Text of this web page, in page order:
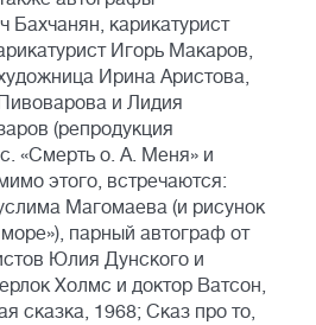
Бахчанян, карикатурист
Игорь Макаров,
Ирина Аристова,
и Лидия
(репродукция
«Смерть о. А. Меня» и
этого, встречаются:
Магомаева (и рисунок
парный автограф от
Юлия Дунского и
Холмс и доктор Ватсон,
сказка, 1968; Сказ про то,